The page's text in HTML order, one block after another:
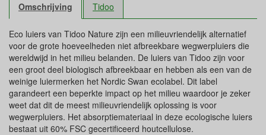
Omschrijving Tidoo
Eco luiers van Tidoo Nature zijn een milieuvriendelijk alternatief
voor de grote hoeveelheden niet afbreekbare wegwerpluiers die
wereldwijd in het milieu belanden. De luiers van Tidoo zijn voor
een groot deel biologisch afbreekbaar en hebben als een van de
weinige luiermerken het Nordic Swan ecolabel. Dit label
garandeert een beperkte impact op het milieu waardoor je zeker
weet dat dit de meest milieuvriendelijk oplossing is voor
wegwerpluiers. Het absorptiemateriaal in deze ecologische luiers
bestaat uit 60% FSC gecertificeerd houtcellulose.